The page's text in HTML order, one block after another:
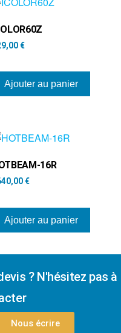
€
Ajouter au panier
16R
€
Ajouter au panier
? N'hésitez pas à
Nous écrire